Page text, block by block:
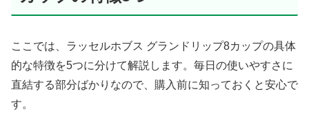
ここでは、ラッセルホブス グランドリップ8カップの具体
的な特徴を5つに分けて解説します。毎日の使いやすさに
直結する部分ばかりなので、購入前に知っておくと安心で
す。